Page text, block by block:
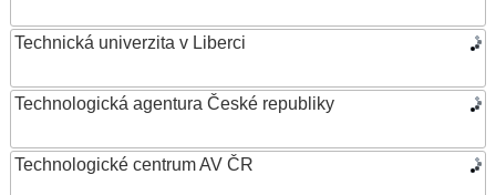
Technická univerzita v Liberci
Technologická agentura České republiky
Technologické centrum AV ČR